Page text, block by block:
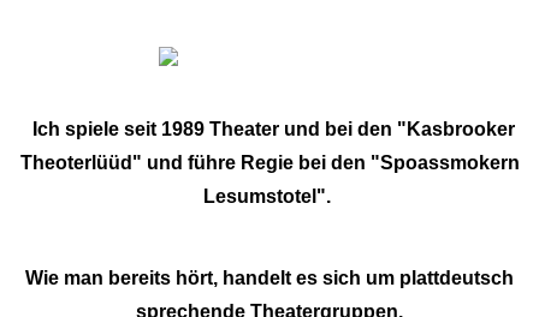
Ich spiele seit 1989 Theater und bei den "Kasbrooker
Theoterlüüd" und führe Regie bei den "Spoassmokern
Lesumstotel".
Wie man bereits hört, handelt es sich um plattdeutsch
sprechende Theatergruppen.